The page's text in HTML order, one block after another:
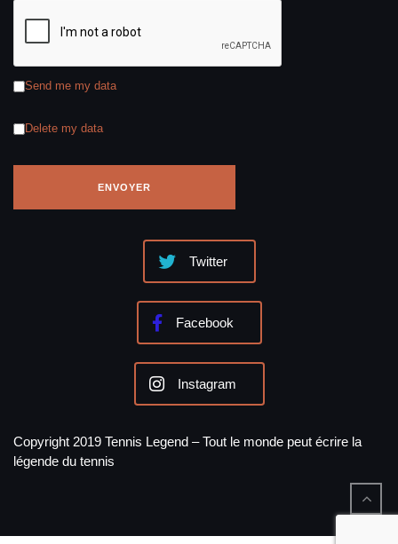
Send me my data
Delete my data
Twitter
Facebook
Instagram
Copyright 2019 Tennis Legend – Tout le monde peut écrire la
légende du tennis